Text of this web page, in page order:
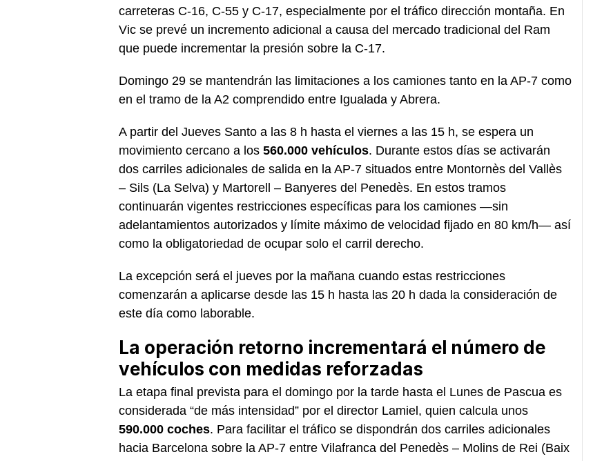
carreteras C-16, C-55 y C-17, especialmente por el tráfico dirección montaña. En
Vic se prevé un incremento adicional a causa del mercado tradicional del Ram
que puede incrementar la presión sobre la C-17.
Domingo 29 se mantendrán las limitaciones a los camiones tanto en la AP-7 como
en el tramo de la A2 comprendido entre Igualada y Abrera.
A partir del Jueves Santo a las 8 h hasta el viernes a las 15 h, se espera un
movimiento cercano a los 560.000 vehículos. Durante estos días se activarán
dos carriles adicionales de salida en la AP-7 situados entre Montornès del Vallès
– Sils (La Selva) y Martorell – Banyeres del Penedès. En estos tramos
continuarán vigentes restricciones específicas para los camiones —sin
adelantamientos autorizados y límite máximo de velocidad fijado en 80 km/h— así
como la obligatoriedad de ocupar solo el carril derecho.
La excepción será el jueves por la mañana cuando estas restricciones
comenzarán a aplicarse desde las 15 h hasta las 20 h dada la consideración de
este día como laborable.
La operación retorno incrementará el número de
vehículos con medidas reforzadas
La etapa final prevista para el domingo por la tarde hasta el Lunes de Pascua es
considerada “de más intensidad” por el director Lamiel, quien calcula unos
590.000 coches. Para facilitar el tráfico se dispondrán dos carriles adicionales
hacia Barcelona sobre la AP-7 entre Vilafranca del Penedès – Molins de Rei (Baix